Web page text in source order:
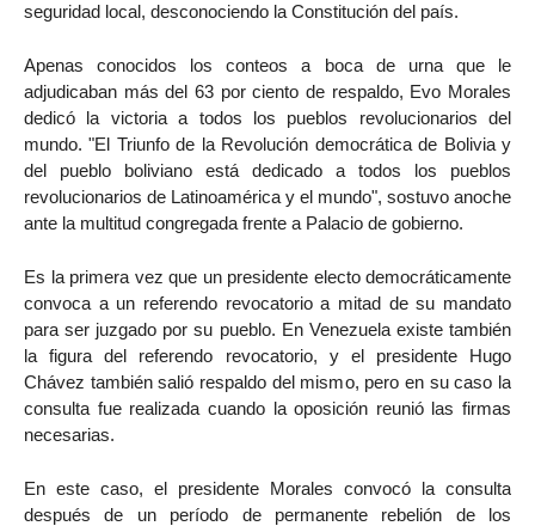
seguridad local, desconociendo la Constitución del país.
Apenas conocidos los conteos a boca de urna que le
adjudicaban más del 63 por ciento de respaldo, Evo Morales
dedicó la victoria a todos los pueblos revolucionarios del
mundo. "El Triunfo de la Revolución democrática de Bolivia y
del pueblo boliviano está dedicado a todos los pueblos
revolucionarios de Latinoamérica y el mundo", sostuvo anoche
ante la multitud congregada frente a Palacio de gobierno.
Es la primera vez que un presidente electo democráticamente
convoca a un referendo revocatorio a mitad de su mandato
para ser juzgado por su pueblo. En Venezuela existe también
la figura del referendo revocatorio, y el presidente Hugo
Chávez también salió respaldo del mismo, pero en su caso la
consulta fue realizada cuando la oposición reunió las firmas
necesarias.
En este caso, el presidente Morales convocó la consulta
después de un período de permanente rebelión de los